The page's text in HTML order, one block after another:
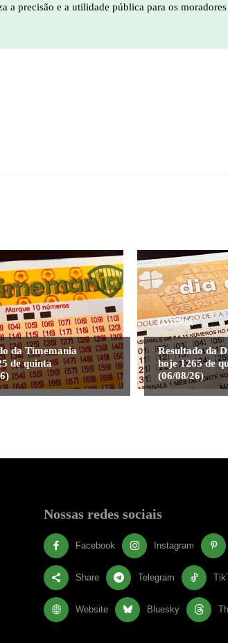
a precisão e a utilidade pública para os
da Timemania
de quinta
LOTERIA
Resultado da
hoje 1265 de
(06/08/26)
Nossas redes sociais
Facebook Instagram
Share Telegram
Website Bluesky